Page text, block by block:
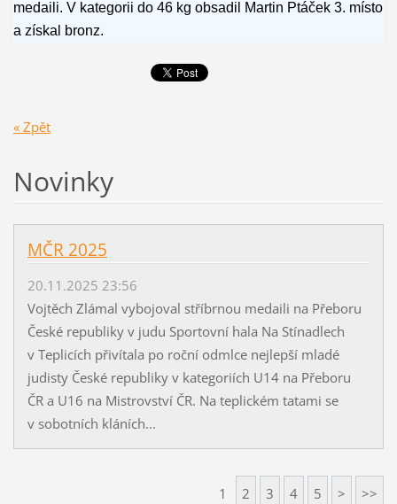
medaili. V kategorii do 46 kg obsadil Martin Ptáček 3. místo
a získal bronz.
« Zpět
Novinky
MČR 2025
20.11.2025 23:56
Vojtěch Zlámal vybojoval stříbrnou medaili na Přeboru
České republiky v judu Sportovní hala Na Stínadlech
v Teplicích přivítala po roční odmlce nejlepší mladé
judisty České republiky v kategoriích U14 na Přeboru
ČR a U16 na Mistrovství ČR. Na teplickém tatami se
v sobotních kláních...
1 2 3 4 5 > >>